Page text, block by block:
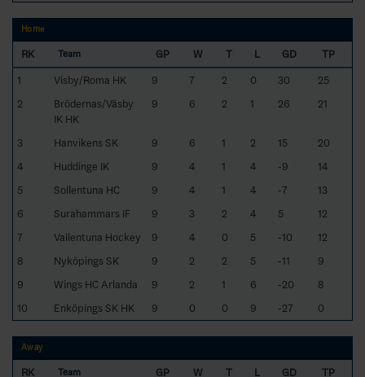
Home
RK Team GP W T L GD
TP
1
Visby/Roma HK 9 7 2 0 30
25
2
Brödernas/Väsby
IK HK
9 6 2 1 26 21
3 Hanvikens SK 9 6 1 2 15
20
4
Huddinge IK 9 4 1 4 -9
14
5
Sollentuna HC 9 4 1 4 -7
13
6
Surahammars IF 9 3 2 4 5
12
7
Vallentuna Hockey 9 4 0 5 -10
12
8
Nyköpings SK 9 2 2 5 -11
9
9
Wings HC Arlanda 9 2 1 6 -20
8
10
Enköpings SK HK 9 0 0 9 -27 0
Away
RK Team GP W T L GD
TP